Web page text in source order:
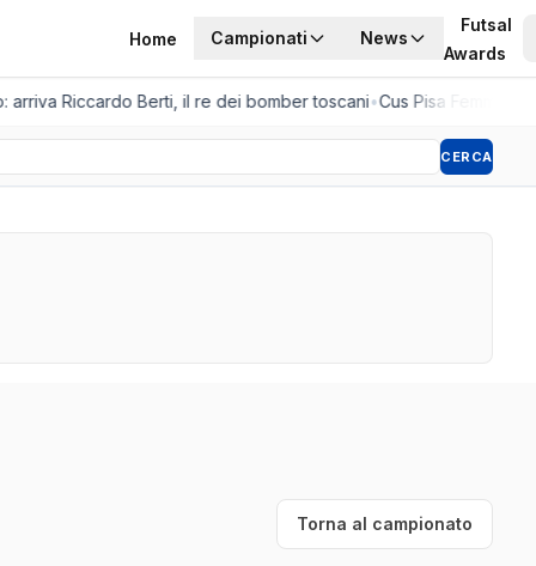
Home Campionati News
Futsal
Awards
Riccardo Berti, il re dei bomber toscani•Cus Pisa Femminile,
CERCA
Torna al campionato